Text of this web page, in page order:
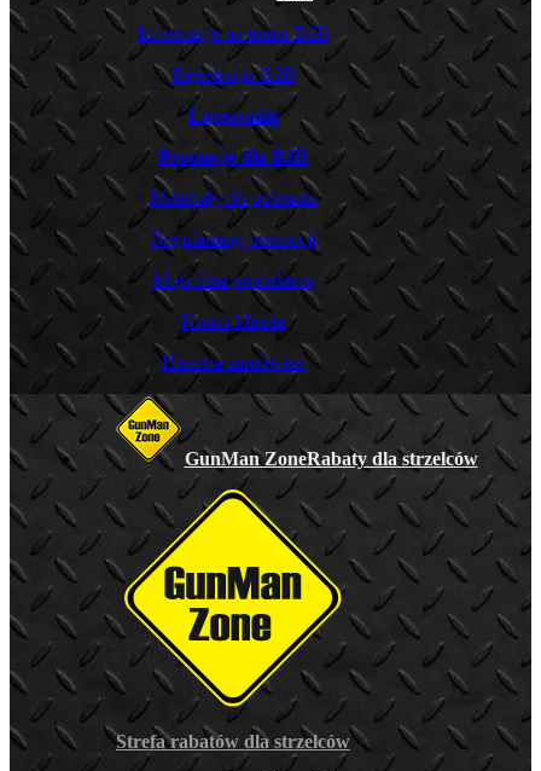
Informacje na temat B2B
Rejestracja B2B
Logowanie
Promocje dla B2B
Materiały do pobrania
Regulaminy promocji
Moja lista produktów
Konto klienta
Historia zamówień
GunMan ZoneRabaty dla strzelców
Strefa rabatów dla strzelców